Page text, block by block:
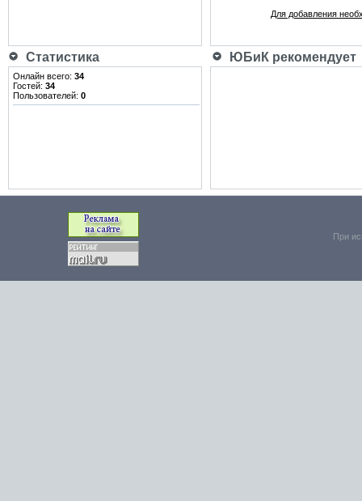
Для добавления
Статистика ЮБиК рекомендует
Онлайн всего: 34
Гостей: 34
Пользователей: 0
При